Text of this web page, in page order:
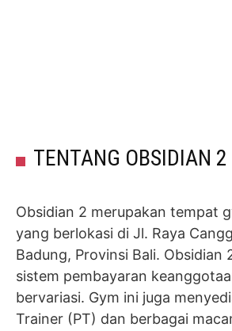
TENTANG OBSIDIAN 2
Obsidian 2 merupakan tempat
yang berlokasi di Jl. Raya
Badung, Provinsi Bali. Obsidian
sistem pembayaran
bervariasi. Gym ini juga
Trainer (PT) dan berbagai